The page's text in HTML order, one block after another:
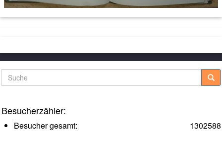
Suche
Besucherzähler:
1302588
Besucher gesamt: